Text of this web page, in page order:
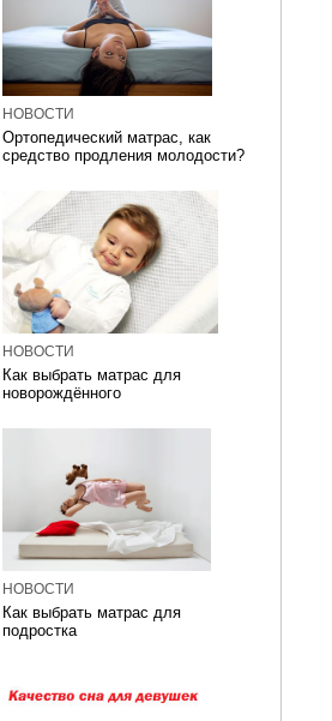
НОВОСТИ
Ортопедический матрас, как
средство продления молодости?
НОВОСТИ
Как выбрать матрас для
новорождённого
НОВОСТИ
Как выбрать матрас для
подростка